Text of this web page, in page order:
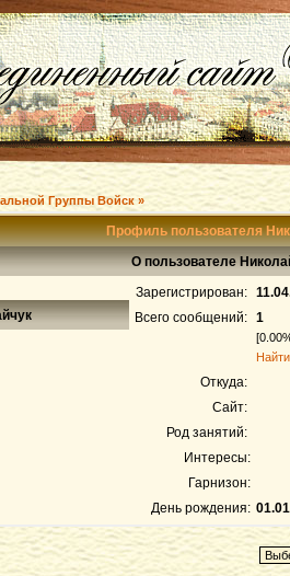
Группы Войск »
Профиль пользователя
О пользователе
Зарегистрирован:
Всего сообщений: 1
Откуда:
Сайт:
Род занятий:
Интересы:
Гарнизон:
День рождения: